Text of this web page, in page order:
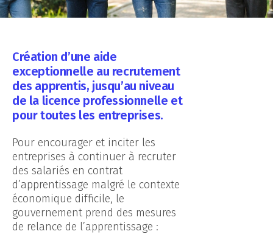
Création d’une aide
exceptionnelle au recrutement
des apprentis, jusqu’au niveau
de la licence professionnelle et
pour toutes les entreprises.
Pour encourager et inciter les
entreprises à continuer à recruter
des salariés en contrat
d’apprentissage malgré le contexte
économique difficile, le
gouvernement prend des mesures
de relance de l’apprentissage :
Continuer sans accepter